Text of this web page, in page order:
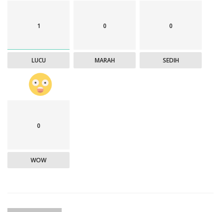
1
LUCU
0
MARAH
0
SEDIH
0
WOW